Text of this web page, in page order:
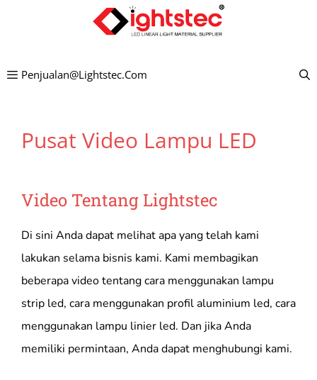
Penjualan@lightstec.com
Pusat Video Lampu LED
Video Tentang Lightstec
Di sini Anda dapat melihat apa yang telah kami
lakukan selama bisnis kami. Kami membagikan
beberapa video tentang cara menggunakan lampu
strip led, cara menggunakan profil aluminium led, cara
menggunakan lampu linier led. Dan jika Anda
memiliki permintaan, Anda dapat menghubungi kami.